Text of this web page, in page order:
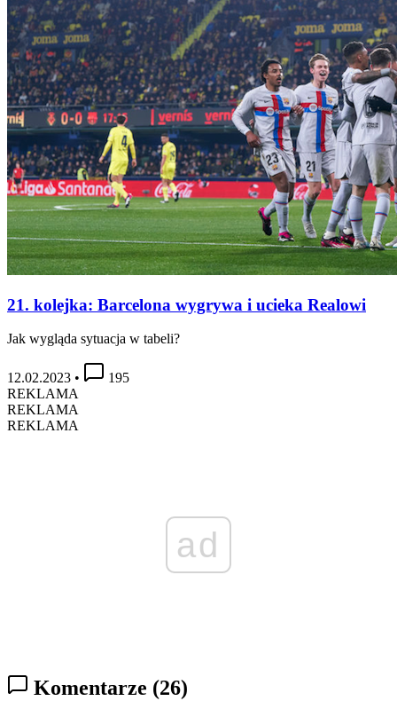
21. kolejka: Barcelona wygrywa i ucieka Realowi
Jak wygląda sytuacja w tabeli?
12.02.2023 •
195
REKLAMA
REKLAMA
REKLAMA
ad
Komentarze (26)